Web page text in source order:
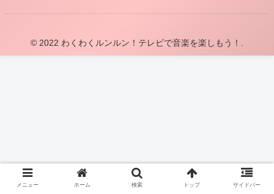
© 2022 わくわくルンルン！テレビで音楽を楽しもう！.
メニュー ホーム 検索 トップ サイドバー